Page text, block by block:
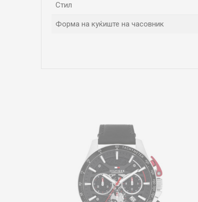
Стил
Форма на куќиште на часовник